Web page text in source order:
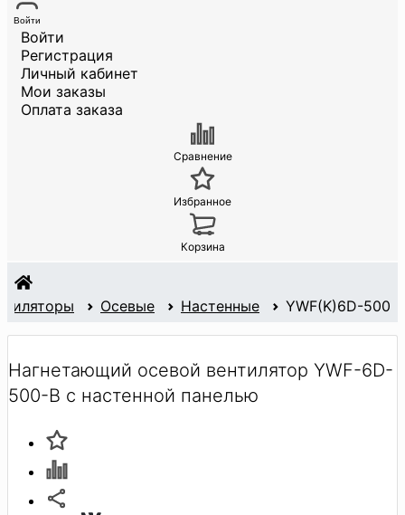
Войти
Войти
Регистрация
Личный кабинет
Мои заказы
Оплата заказа
Сравнение
Избранное
Корзина
Осевые Настенные YWF(K)6D-500
Нагнетающий осевой вентилятор YWF-6D-
500-B с настенной панелью